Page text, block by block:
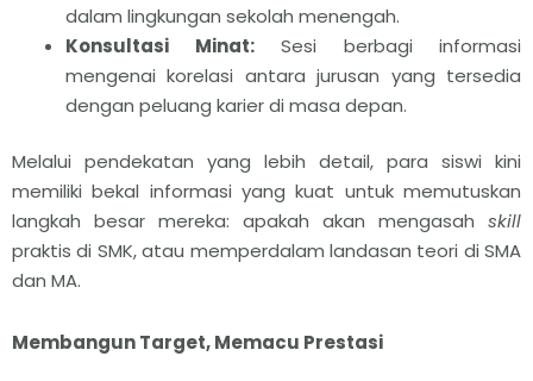
dalam lingkungan sekolah menengah.
Konsultasi Minat:Sesi berbagi informasi
mengenai korelasi antara jurusan yang tersedia
dengan peluang karier di masa depan.
Melalui pendekatan yang lebih detail, para siswi kini
memiliki bekal informasi yang kuat untuk memutuskan
langkah besar mereka: apakah akan mengasah skill
praktis di SMK, atau memperdalam landasan teori di SMA
dan MA.
Membangun Target, Memacu Prestasi